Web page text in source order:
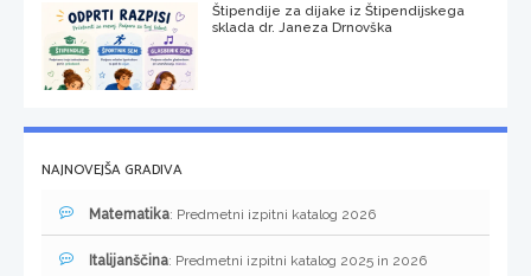
Štipendije za dijake iz Štipendijskega
sklada dr. Janeza Drnovška
NAJNOVEJŠA GRADIVA
Matematika: Predmetni izpitni katalog 2026
Italijanščina: Predmetni izpitni katalog 2025 in 2026